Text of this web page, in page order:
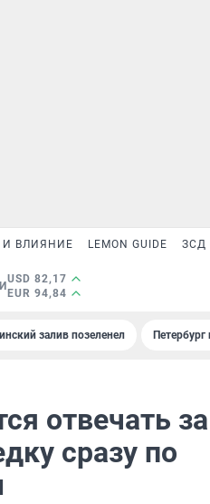
ВЛИЯНИЕ LEMON GUIDE ЗСД
USD 82,17
EUR 94,84
залив позеленел
отвечать за
сразу по